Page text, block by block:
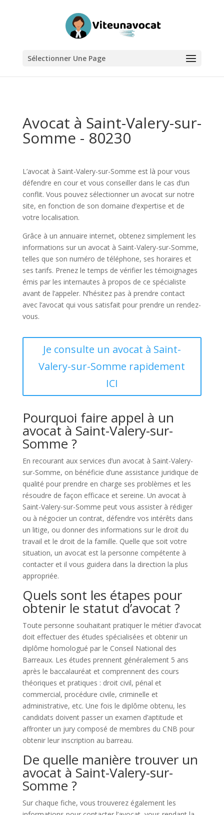
Sélectionner Une Page
Avocat à Saint-Valery-sur-
Somme - 80230
L’avocat à Saint-Valery-sur-Somme est là pour vous
défendre en cour et vous conseiller dans le cas d’un
conflit. Vous pouvez sélectionner un avocat sur notre
site, en fonction de son domaine d’expertise et de
votre localisation.
Grâce à un annuaire internet, obtenez simplement les
informations sur un avocat à Saint-Valery-sur-Somme,
telles que son numéro de téléphone, ses horaires et
ses tarifs. Prenez le temps de vérifier les témoignages
émis par les internautes à propos de ce spécialiste
avant de l’appeler. N’hésitez pas à prendre contact
avec l’avocat qui vous satisfait pour prendre un rendez-
vous.
Je consulte un avocat à Saint-
Valery-sur-Somme rapidement
ICI
Pourquoi faire appel à un
avocat à Saint-Valery-sur-
Somme ?
En recourant aux services d’un avocat à Saint-Valery-
sur-Somme, on bénéficie d’une assistance juridique de
qualité pour prendre en charge ses problèmes et les
résoudre de façon efficace et sereine. Un avocat à
Saint-Valery-sur-Somme peut vous assister à rédiger
ou à négocier un contrat, défendre vos intérêts dans
un litige, ou donner des informations sur le droit du
travail et le droit de la famille. Quelle que soit votre
situation, un avocat est la personne compétente à
contacter et il vous guidera dans la direction la plus
appropriée.
Quels sont les étapes pour
obtenir le statut d’avocat ?
Toute personne souhaitant pratiquer le métier d’avocat
doit effectuer des études spécialisées et obtenir un
diplôme homologué par le Conseil National des
Barreaux. Les études prennent généralement 5 ans
après le baccalauréat et comprennent des cours
théoriques et pratiques : droit civil, pénal et
commercial, procédure civile, criminelle et
administrative, etc. Une fois le diplôme obtenu, les
candidats doivent passer un examen d’aptitude et
affronter un jury composé de membres du CNB pour
obtenir leur inscription au barreau.
De quelle manière trouver un
avocat à Saint-Valery-sur-
Somme ?
Sur chaque fiche, vous trouverez également les